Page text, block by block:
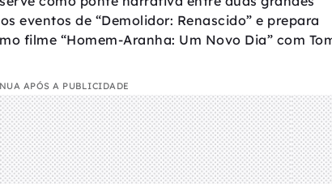
eventos de “Demolidor: Renascido” e prepara
filme “Homem-Aranha: Um Novo Dia” com
APÓS A PUBLICIDADE